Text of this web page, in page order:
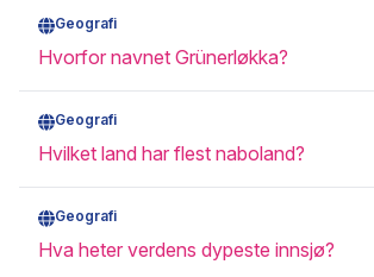
Geografi
Hvorfor navnet Grünerløkka?
Geografi
Hvilket land har flest naboland?
Geografi
Hva heter verdens dypeste innsjø?